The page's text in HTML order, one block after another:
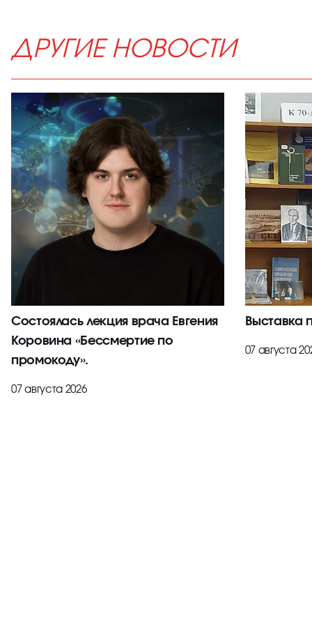
ДРУГИЕ НОВОСТИ
Состоялась лекция врача Евгения
Коровина «Бессмертие по
промокоду».
07 августа 2026
Выставка
07 августа